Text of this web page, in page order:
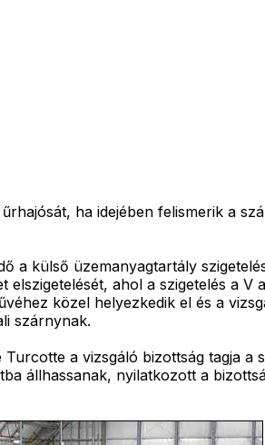
ha idejében felismerik a
a külső üzemanyagtartály
ahol a szigetelés a V
közel helyezkedik el és a
szárnynak.
a vizsgáló bizottság tagja a
állhassanak, nyilatkozott a